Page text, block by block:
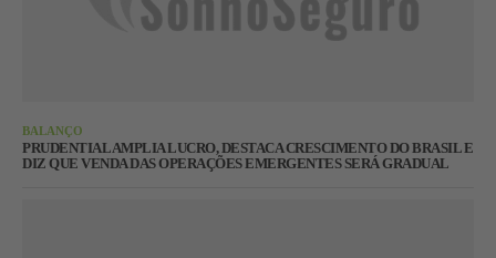
BALANÇO
PRUDENTIAL AMPLIA LUCRO, DESTACA CRESCIMENTO DO BRASIL E
DIZ QUE VENDA DAS OPERAÇÕES EMERGENTES SERÁ GRADUAL